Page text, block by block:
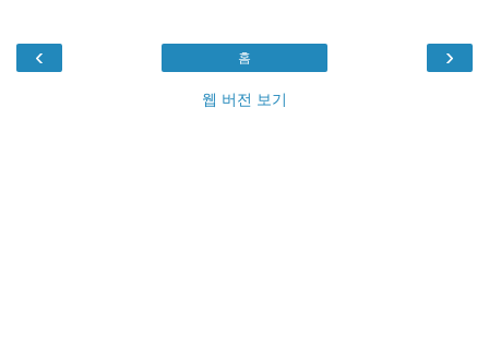
‹ ›
홈
웹 버전 보기